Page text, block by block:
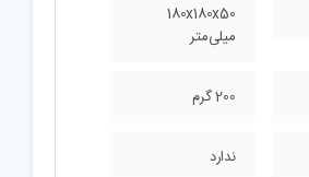
180x180x50
میلی‌متر
200 گرم
ندارد